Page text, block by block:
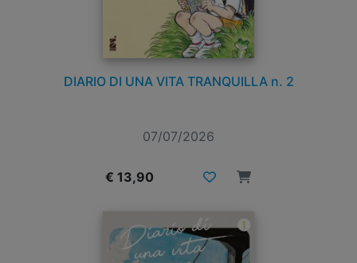
DIARIO DI UNA VITA TRANQUILLA n. 2
07/07/2026
€ 13,90